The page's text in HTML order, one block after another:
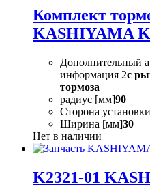
Комплект
KASHIYAMA
Дополнительный
информация 2с
тормоза
радиус [мм]90
Сторона установки
Ширина [мм]30
Нет в наличии
K2321-01